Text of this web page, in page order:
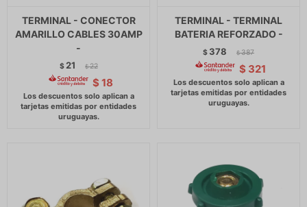
TERMINAL - CONECTOR
AMARILLO CABLES 30AMP
-
$ 21 $ 22
$ 18
TERMINAL - TERMINAL
BATERIA REFORZADO -
$ 378 $ 387
$ 321